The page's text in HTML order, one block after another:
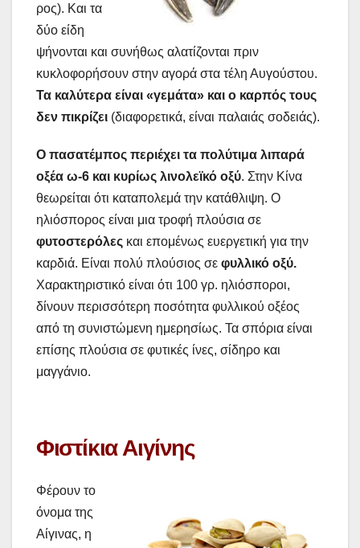
ρος). Και τα
δύο είδη
ψήνονται και συνήθως αλατίζονται πριν
κυκλοφορήσουν στην αγορά στα τέλη Αυγούστου.
Τα καλύτερα είναι «γεμάτα» και ο καρπός τους
δεν πικρίζει (διαφορετικά, είναι παλαιάς σοδειάς).
O πασατέμπος περιέχει τα πολύτιμα λιπαρά
οξέα ω-6 και κυρίως λινολεϊκό οξύ. Στην Κίνα
θεωρείται ότι καταπολεμά την κατάθλιψη. O
ηλιόσπορος είναι μια τροφή πλούσια σε
φυτοστερόλες και επομένως ευεργετική για την
καρδιά. Είναι πολύ πλούσιος σε φυλλικό οξύ.
Χαρακτηριστικό είναι ότι 100 γρ. ηλιόσποροι,
δίνουν περισσότερη ποσότητα φυλλικού οξέος
από τη συνιστώμενη ημερησίως. Τα σπόρια είναι
επίσης πλούσια σε φυτικές ίνες, σίδηρο και
μαγγάνιο.
Φιστίκια Αιγίνης
Φέρουν το
όνομα της
Αίγινας, η